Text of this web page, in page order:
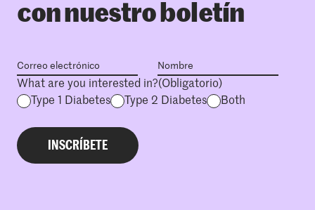
con nuestro boletín
What are you interested in?(Obligatorio)
Type 1 Diabetes
Type 2 Diabetes Both